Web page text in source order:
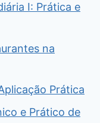
I: Prática e
na
Prática
e Prático de